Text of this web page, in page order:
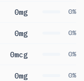
0mg 0%
0mg 0%
0mcg 0%
0mg 0%